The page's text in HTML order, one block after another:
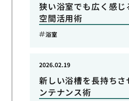
狭い浴室でも広く感じ
空間活用術
浴室
新しい浴槽を長持ちさ
ンテナンス術
2026.02.19